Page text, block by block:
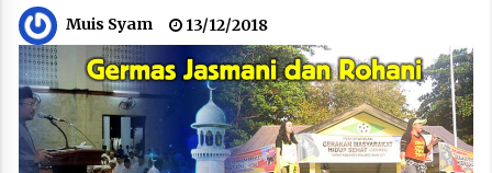
Muis Syam 13/12/2018